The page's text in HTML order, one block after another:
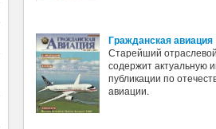
Гражданская авиация
Старейший
содержит
публикации по
авиации.